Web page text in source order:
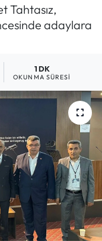
Tahtasız,
adaylara
1 DK
OKUNMA SÜRESI